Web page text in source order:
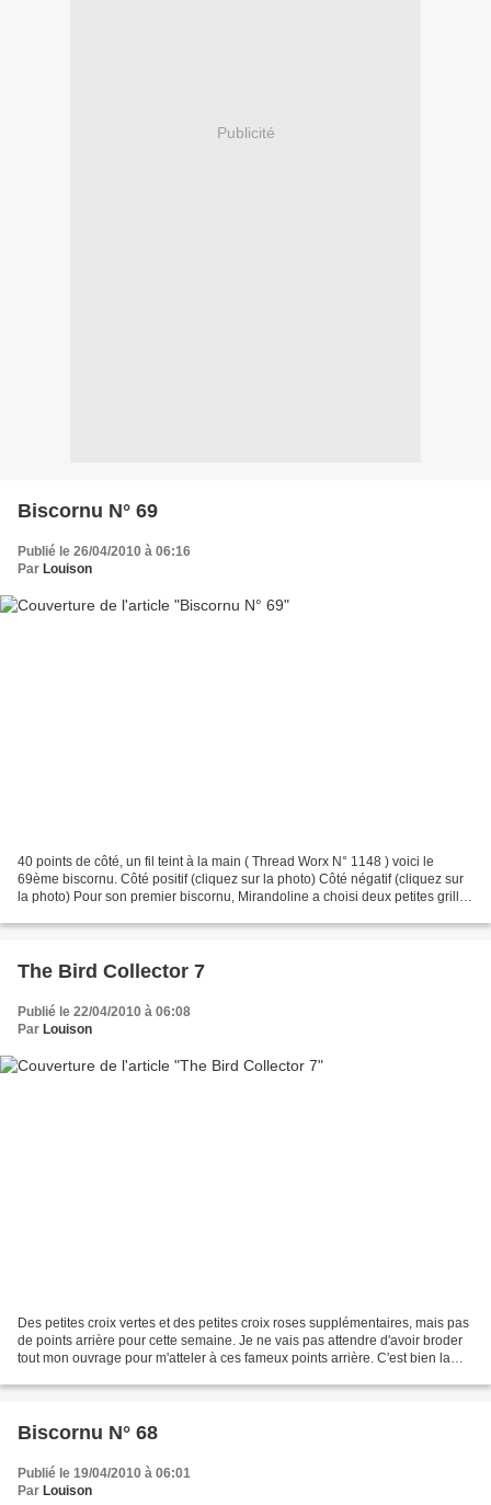
Publicité
Biscornu N° 69
Publié le 26/04/2010 à 06:16
Par Louison
40 points de côté, un fil teint à la main ( Thread Worx N° 1148 ) voici le
69ème biscornu. Côté positif (cliquez sur la photo) Côté négatif (cliquez sur
la photo) Pour son premier biscornu, Mirandoline a choisi deux petites grilles
The Bird Collector 7
Publié le 22/04/2010 à 06:08
Par Louison
Des petites croix vertes et des petites croix roses supplémentaires, mais pas
de points arrière pour cette semaine. Je ne vais pas attendre d'avoir broder
tout mon ouvrage pour m'atteler à ces fameux points arrière. C'est bien la
Biscornu N° 68
Publié le 19/04/2010 à 06:01
Par Louison